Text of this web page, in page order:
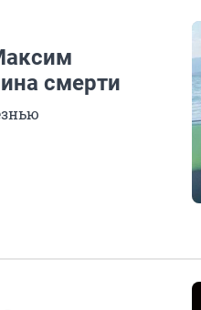
смерти